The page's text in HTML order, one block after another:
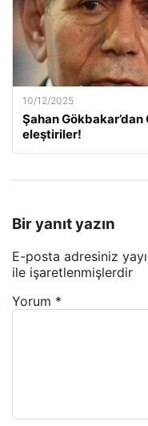
10/12/2025
Şahan
eleştiriler!
Bir yanıt yazın
E-posta adresiniz
ile işaretlenmişlerdir
Yorum *